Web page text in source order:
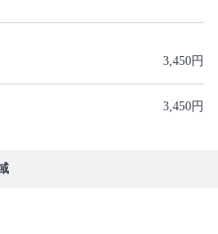
3,450円
3,450円